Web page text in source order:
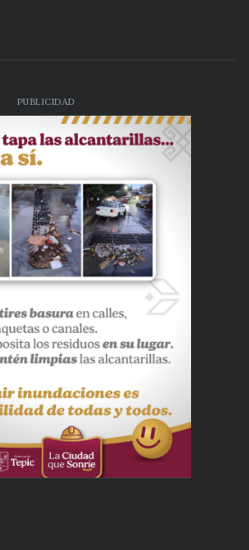
PUBLICIDAD